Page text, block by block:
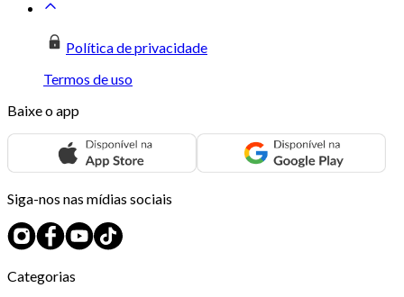
Política de privacidade
Termos de uso
Baixe o app
Siga-nos nas mídias sociais
Categorias